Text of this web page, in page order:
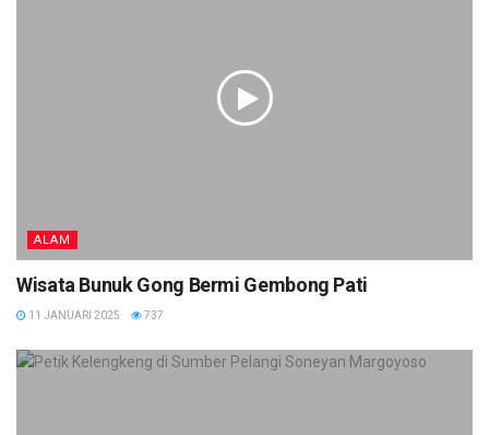
ALAM
Wisata Bunuk Gong Bermi Gembong Pati
11 JANUARI 2025 737